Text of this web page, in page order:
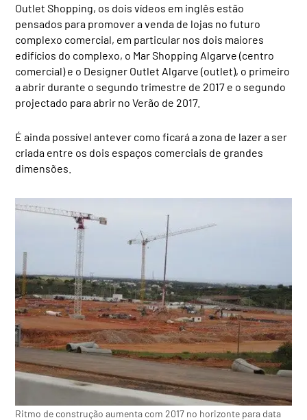
Outlet Shopping, os dois vídeos em inglês estão
pensados para promover a venda de lojas no futuro
complexo comercial, em particular nos dois maiores
edifícios do complexo, o Mar Shopping Algarve (centro
comercial) e o Designer Outlet Algarve (outlet), o primeiro
a abrir durante o segundo trimestre de 2017 e o segundo
projectado para abrir no Verão de 2017.
É ainda possível antever como ficará a zona de lazer a ser
criada entre os dois espaços comerciais de grandes
dimensões.
Ritmo de construção aumenta com 2017 no horizonte para data